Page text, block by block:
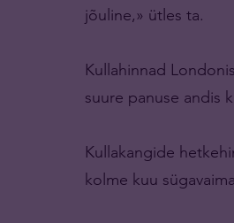
jõuline,» ütles ta.
Kullahinnad
suure panuse andis
Kullakangide
kolme kuu